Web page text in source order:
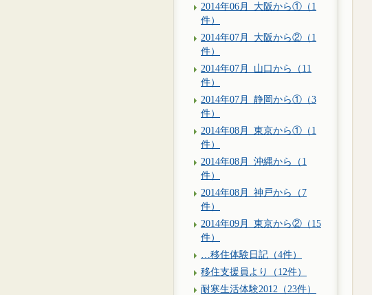
2014年06月_大阪から①（1
件）
2014年07月_大阪から②（1
件）
2014年07月_山口から（11
件）
2014年07月_静岡から①（3
件）
2014年08月_東京から①（1
件）
2014年08月_沖縄から（1
件）
2014年08月_神戸から（7
件）
2014年09月_東京から②（15
件）
…移住体験日記（4件）
移住支援員より（12件）
耐寒生活体験2012（23件）